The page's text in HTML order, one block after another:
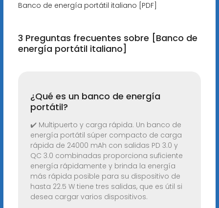
Banco de energía portátil italiano [PDF]
3 Preguntas frecuentes sobre [Banco de
energía portátil italiano]
¿Qué es un banco de energía
portátil?
✔️ Multipuerto y carga rápida. Un banco de
energía portátil súper compacto de carga
rápida de 24000 mAh con salidas PD 3.0 y
QC 3.0 combinadas proporciona suficiente
energía rápidamente y brinda la energía
más rápida posible para su dispositivo de
hasta 22.5 W tiene tres salidas, que es útil si
desea cargar varios dispositivos.